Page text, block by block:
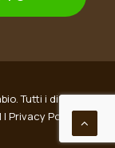
Tutti i diritti
| Privacy Policy